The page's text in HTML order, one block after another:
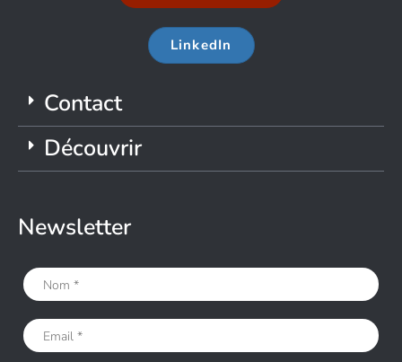
LinkedIn
Contact
Découvrir
Newsletter